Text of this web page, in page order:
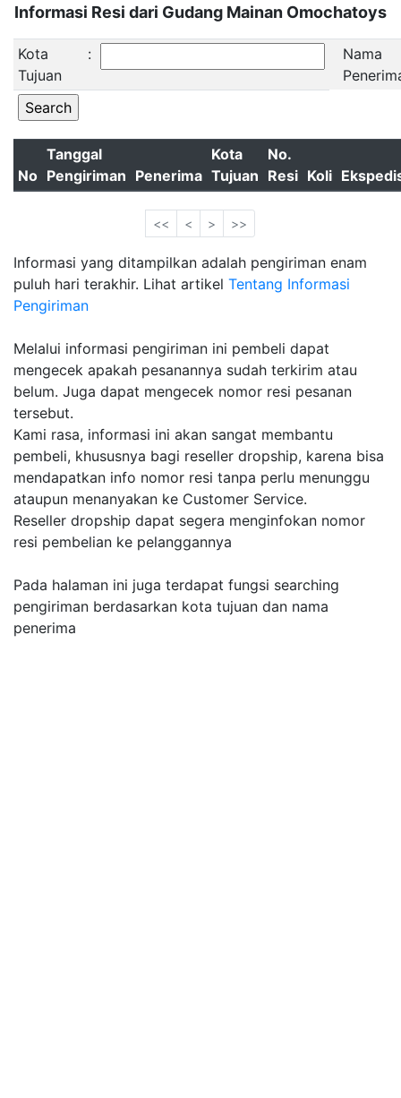
Informasi Resi dari Gudang Mainan Omochatoys
Kota
Tujuan
:
Nama
No
Tanggal
Pengiriman Penerima
Kota
Tujuan
No.
Resi Koli
<< < > >>
Informasi yang ditampilkan adalah pengiriman enam
puluh hari terakhir. Lihat artikel Tentang Informasi
Pengiriman
Melalui informasi pengiriman ini pembeli dapat
mengecek apakah pesanannya sudah terkirim atau
belum. Juga dapat mengecek nomor resi pesanan
tersebut.
Kami rasa, informasi ini akan sangat membantu
pembeli, khususnya bagi reseller dropship, karena bisa
mendapatkan info nomor resi tanpa perlu menunggu
ataupun menanyakan ke Customer Service.
Reseller dropship dapat segera menginfokan nomor
resi pembelian ke pelanggannya
Pada halaman ini juga terdapat fungsi searching
pengiriman berdasarkan kota tujuan dan nama
penerima